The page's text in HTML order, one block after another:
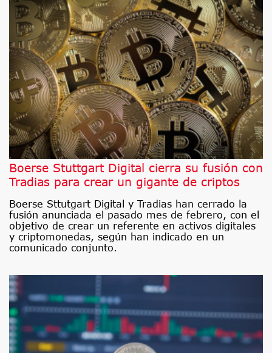
Boerse Stuttgart Digital cierra su fusión con
Tradias para crear un gigante de criptos
Boerse Sttutgart Digital y Tradias han cerrado la
fusión anunciada el pasado mes de febrero, con el
objetivo de crear un referente en activos digitales
y criptomonedas, según han indicado en un
comunicado conjunto.